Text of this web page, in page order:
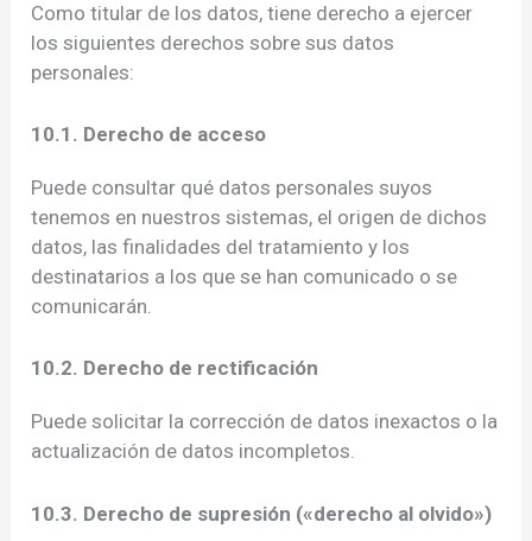
Como titular de los datos, tiene derecho a ejercer
los siguientes derechos sobre sus datos
personales:
10.1. Derecho de acceso
Puede consultar qué datos personales suyos
tenemos en nuestros sistemas, el origen de dichos
datos, las finalidades del tratamiento y los
destinatarios a los que se han comunicado o se
comunicarán.
10.2. Derecho de rectificación
Puede solicitar la corrección de datos inexactos o la
actualización de datos incompletos.
10.3. Derecho de supresión («derecho al olvido»)